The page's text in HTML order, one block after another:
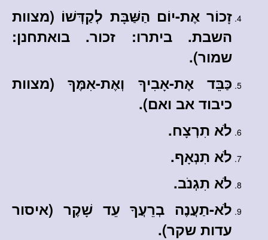
זָכוֹר אֶת-יוֹם הַשַּׁבָּת לְקַדְּשׁוֹ (מצוות
השבת. ביתרו: זכור. בואתחנן:
שמור).
כַּבֵּד אֶת-אָבִיךָ וְאֶת-אִמֶּךָ (מצוות
כיבוד אב ואם).
לֹא תִרְצָח.
לֹא תִנְאָף.
לֹא תִגְנֹב.
לֹא-תַעֲנֶה בְרֵעֲךָ עֵד שָׁקֶר (איסור
עדות שקר).